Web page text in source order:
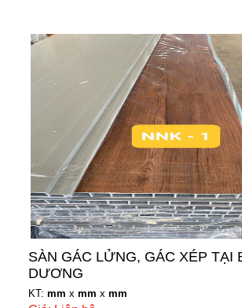
SÀN GÁC LỬNG, GÁC XÉP TẠI
DƯƠNG
KT: mm x mm x mm